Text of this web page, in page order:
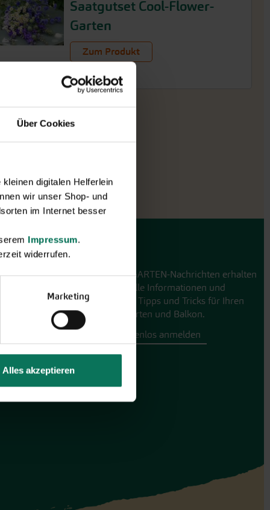
Über Cookies
digitalen Helferlein
wir unser Shop- und
im Internet besser
Impressum.
widerrufen.
Marketing
Alles akzeptieren
Saatgutset Cool-Flower-
Garten
Zum Produkt
GARTEN-Nachrichten
Mit den GARTEN-Nachrichten erhalten
Sie aktuelle Informationen und
hilfreiche Tipps und Tricks für Ihren
Hobbygarten und Balkon.
Hier kostenlos anmelden